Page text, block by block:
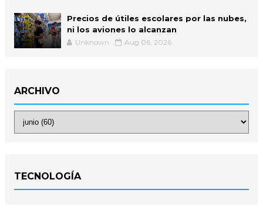
Precios de útiles escolares por las nubes,
ni los aviones lo alcanzan
Unknown Aug 06, 2026
ARCHIVO
TECNOLOGÍA